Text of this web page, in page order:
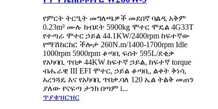
የምርት ትርዒት ​​መግለጫዎች መደበኛ ባልዲ አቅም
0.23m³ ሙሉ ክብደት 5900kg ሞተር ሞዴል 4G33T
የተጣራ ሞተር ኃይል 44.1KW/2400rpm ከፍተኛው
የማሽከርከር ችሎታ 260N.m/1400-1700rpm Idle
1000rpm 5900rpm ቆጣቢ ፍሰት 595L/ደቂቃ
የአካባቢ ጥበቃ 44KW ከፍተኛ ኃይል, ከፍተኛ torque
ብሔራዊ III EFI ሞተር, ኃይል ቆጣቢ, ልቀት ቅነሳ,
አረንጓዴ እና የአካባቢ ጥበቃ.ባለ 120 ኤል ትልቅ መጠን
ያለው የናፍጣ ታንክ በጣም i...
ጥያቄዝርዝር